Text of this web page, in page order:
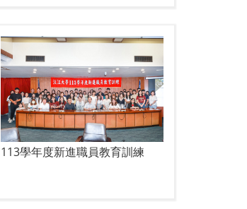
113學年度新進職員教育訓練